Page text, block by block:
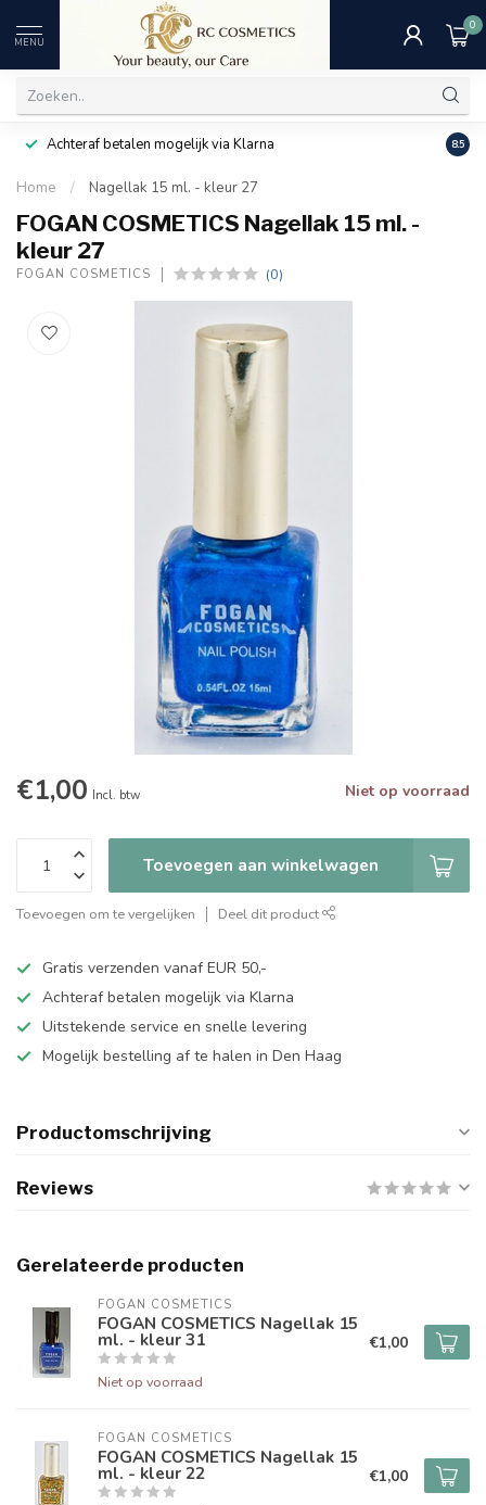
MENU
0
Achteraf betalen mogelijk via Klarna 8.5
Home / Nagellak 15 ml. - kleur 27
FOGAN COSMETICS Nagellak 15 ml. -
kleur 27
FOGAN COSMETICS (0)
€1,00 Incl. btw Niet op voorraad
Toevoegen aan winkelwagen
Toevoegen om te vergelijken Deel dit product
Gratis verzenden vanaf EUR 50,-
Achteraf betalen mogelijk via Klarna
Uitstekende service en snelle levering
Mogelijk bestelling af te halen in Den Haag
Productomschrijving
Reviews
Gerelateerde producten
FOGAN COSMETICS
FOGAN COSMETICS Nagellak 15
ml. - kleur 31
Niet op voorraad
€1,00
FOGAN COSMETICS
FOGAN COSMETICS Nagellak 15
ml. - kleur 22 €1,00